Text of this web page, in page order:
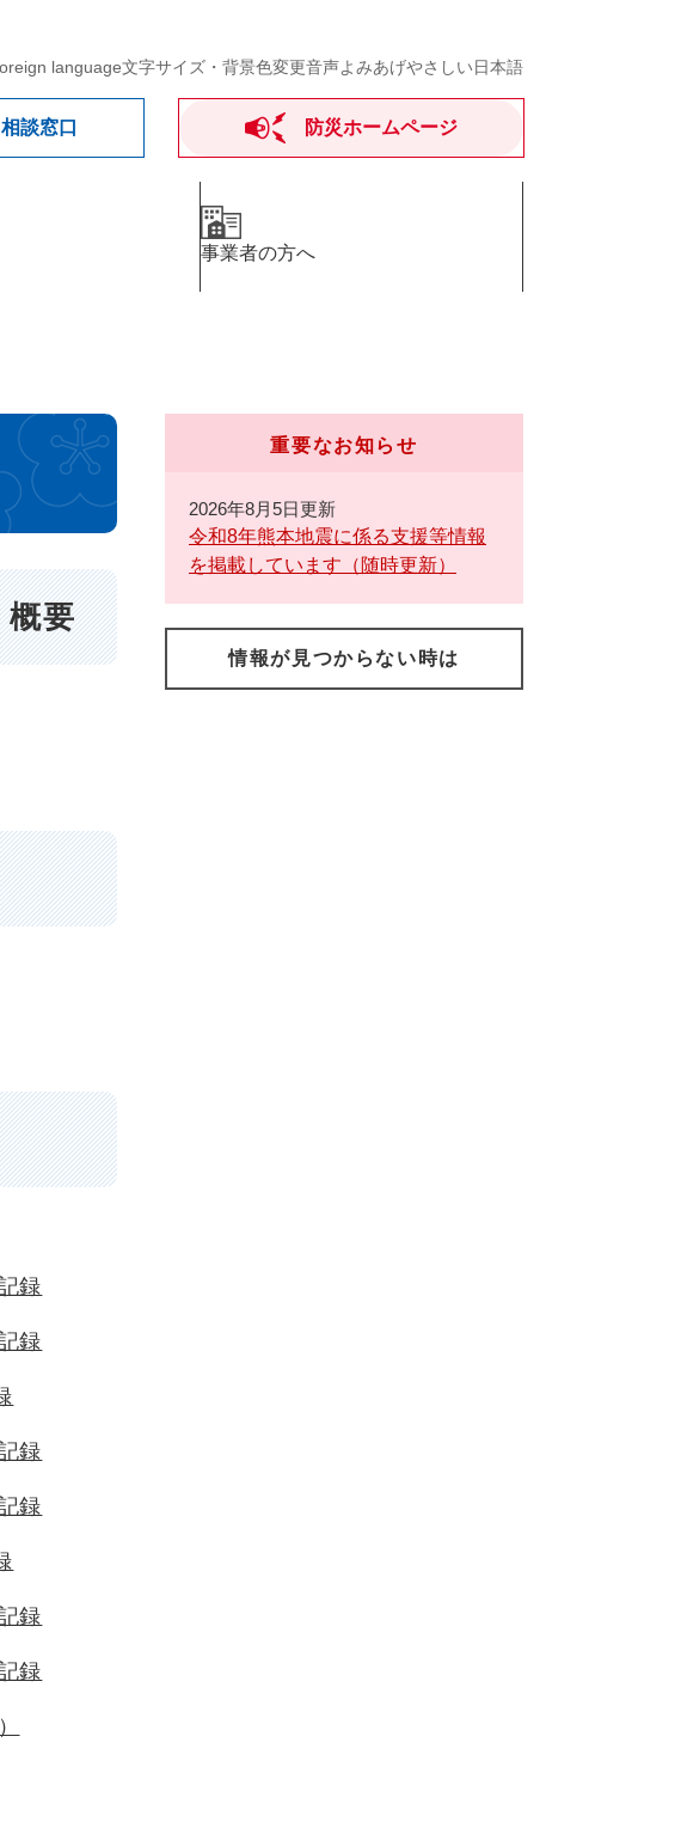
language文字サイズ・背景色変更音声よみあげやさしい日本語
相談窓口 防災ホームページ
事業者の方へ
概要
録
録
録
録
録
録
重要なお知らせ
2026年8月5日更新
令和8年熊本地震に係る支援等情報
を掲載しています（随時更新）
情報が見つからない時は